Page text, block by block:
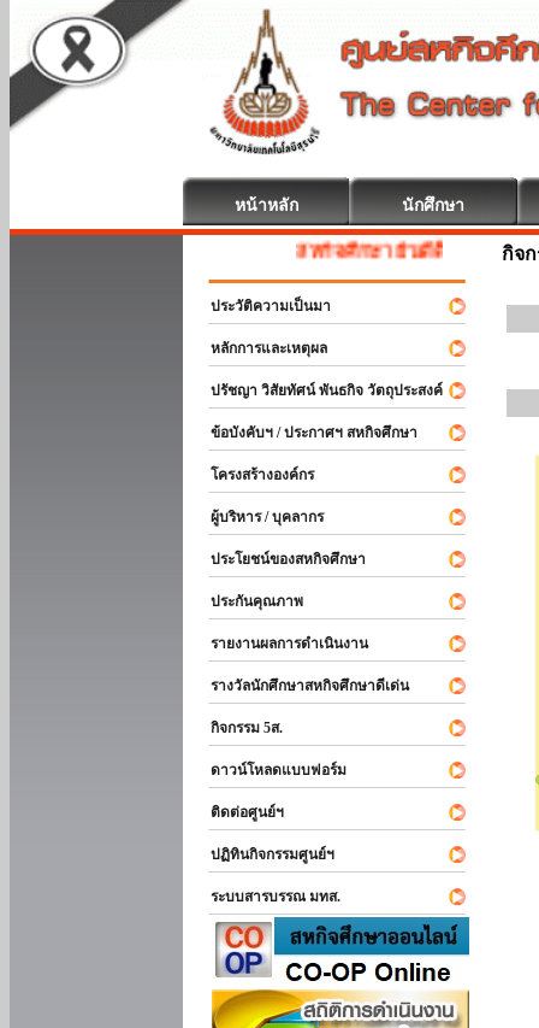
หน้าหลัก นักศึกษา
สหกิจศึกษา ยินดีต้อนรับ
ประวัติความเป็นมา
หลักการและเหตุผล
ปรัชญา วิสัยทัศน์ พันธกิจ วัตถุประสงค์
ข้อบังคับฯ / ประกาศฯ สหกิจศึกษา
โครงสร้างองค์กร
ผู้บริหาร / บุคลากร
ประโยชน์ของสหกิจศึกษา
ประกันคุณภาพ
รายงานผลการดำเนินงาน
รางวัลนักศึกษาสหกิจศึกษาดีเด่น
กิจกรรม 5ส.
ดาวน์โหลดแบบฟอร์ม
ติดต่อศูนย์ฯ
ปฏิทินกิจกรรมศูนย์ฯ
ระบบสารบรรณ มทส.
กิจ